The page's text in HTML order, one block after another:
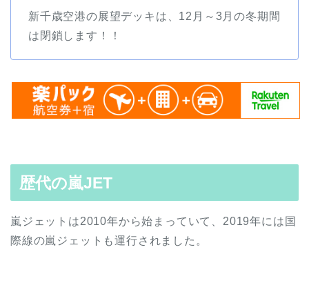
新千歳空港の展望デッキは、12月～3月の冬期間
は閉鎖します！！
歴代の嵐JET
嵐ジェットは2010年から始まっていて、2019年には国
際線の嵐ジェットも運行されました。